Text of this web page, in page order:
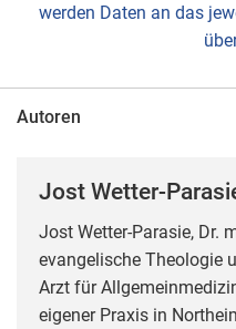
werden Daten an das
Autoren
Jost Wetter-
Jost Wetter-Parasie, Dr.
evangelische Theologie
Arzt für
eigener Praxis in